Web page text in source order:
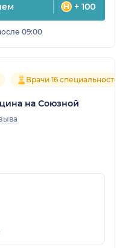
+ 100
09:00
Врачи 16 специальностей
на Союзной